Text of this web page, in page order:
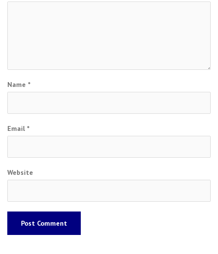
Name *
Email *
Website